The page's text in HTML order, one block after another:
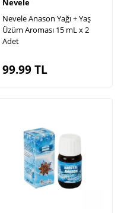
Nevele Anason Yağı + Yaş
Üzüm Aroması 15 mL x 2
Adet
99.99TL